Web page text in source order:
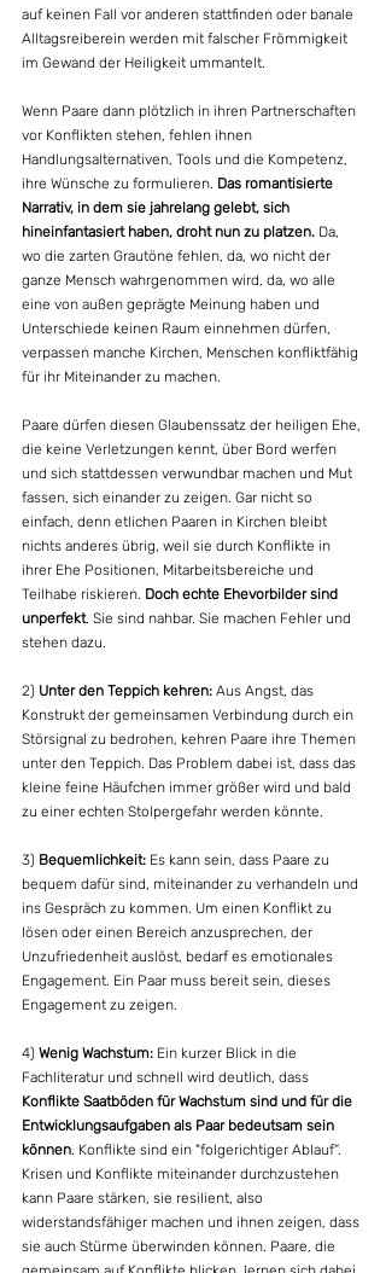
auf keinen Fall vor anderen stattfinden oder banale
Alltagsreiberein werden mit falscher Frömmigkeit
im Gewand der Heiligkeit ummantelt.
Wenn Paare dann plötzlich in ihren Partnerschaften
vor Konflikten stehen, fehlen ihnen
Handlungsalternativen, Tools und die Kompetenz,
ihre Wünsche zu formulieren. Das romantisierte
Narrativ, in dem sie jahrelang gelebt, sich
hineinfantasiert haben, droht nun zu platzen. Da,
wo die zarten Grautöne fehlen, da, wo nicht der
ganze Mensch wahrgenommen wird, da, wo alle
eine von außen geprägte Meinung haben und
Unterschiede keinen Raum einnehmen dürfen,
verpassen manche Kirchen, Menschen konfliktfähig
für ihr Miteinander zu machen.
Paare dürfen diesen Glaubenssatz der heiligen Ehe,
die keine Verletzungen kennt, über Bord werfen
und sich stattdessen verwundbar machen und Mut
fassen, sich einander zu zeigen. Gar nicht so
einfach, denn etlichen Paaren in Kirchen bleibt
nichts anderes übrig, weil sie durch Konflikte in
ihrer Ehe Positionen, Mitarbeitsbereiche und
Teilhabe riskieren. Doch echte Ehevorbilder sind
unperfekt. Sie sind nahbar. Sie machen Fehler und
stehen dazu.
2) Unter den Teppich kehren: Aus Angst, das
Konstrukt der gemeinsamen Verbindung durch ein
Störsignal zu bedrohen, kehren Paare ihre Themen
unter den Teppich. Das Problem dabei ist, dass das
kleine feine Häufchen immer größer wird und bald
zu einer echten Stolpergefahr werden könnte.
3) Bequemlichkeit: Es kann sein, dass Paare zu
bequem dafür sind, miteinander zu verhandeln und
ins Gespräch zu kommen. Um einen Konflikt zu
lösen oder einen Bereich anzusprechen, der
Unzufriedenheit auslöst, bedarf es emotionales
Engagement. Ein Paar muss bereit sein, dieses
Engagement zu zeigen.
4) Wenig Wachstum: Ein kurzer Blick in die
Fachliteratur und schnell wird deutlich, dass
Konflikte Saatböden für Wachstum sind und für die
Entwicklungsaufgaben als Paar bedeutsam sein
können . Konflikte sind ein "folgerichtiger Ablauf“.
Krisen und Konflikte miteinander durchzustehen
kann Paare stärken, sie resilient, also
widerstandsfähiger machen und ihnen zeigen, dass
sie auch Stürme überwinden können. Paare, die